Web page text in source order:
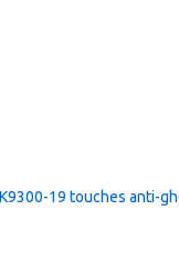
K9300-19 touches anti-